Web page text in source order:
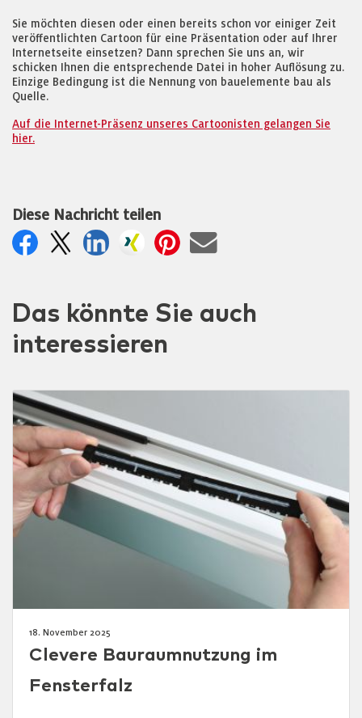
Sie möchten diesen oder einen bereits schon vor einiger Zeit
veröffentlichten Cartoon für eine Präsentation oder auf Ihrer
Internetseite einsetzen? Dann sprechen Sie uns an, wir
schicken Ihnen die entsprechende Datei in hoher Auflösung zu.
Einzige Bedingung ist die Nennung von bauelemente bau als
Quelle.
Auf die Internet-Präsenz unseres Cartoonisten gelangen Sie
hier.
Diese Nachricht teilen
Das könnte Sie auch
interessieren
18. November 2025
Clevere Bauraumnutzung im
Fensterfalz